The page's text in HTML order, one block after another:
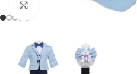
Mărește imaginea